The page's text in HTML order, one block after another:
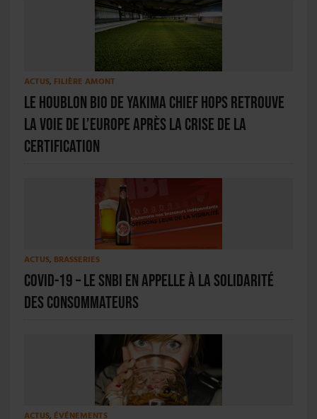
ACTUS, FILIÈRE AMONT
Le houblon bio de Yakima Chief Hops retrouve
la voie de l’Europe après la crise de la
certification
ACTUS, BRASSERIES
Covid-19 – Le SNBi en appelle à la solidarité
des consommateurs
ACTUS, ÉVÉNEMENTS